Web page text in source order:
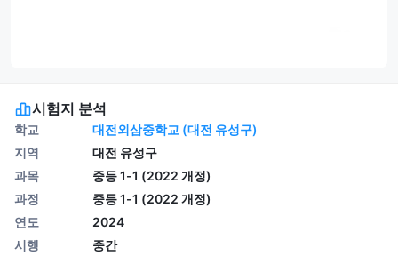
시험지 분석
학교
대전외삼중학교 (대전 유성구)
지역
대전 유성구
과목
중등 1-1 (2022 개정)
과정
중등 1-1 (2022 개정)
연도
2024
시행
중간